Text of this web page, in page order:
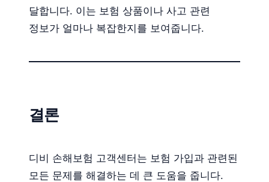
달합니다. 이는 보험 상품이나 사고 관련
정보가 얼마나 복잡한지를 보여줍니다.
결론
디비 손해보험 고객센터는 보험 가입과 관련된
모든 문제를 해결하는 데 큰 도움을 줍니다.